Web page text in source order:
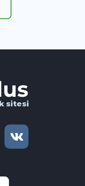
sitesi